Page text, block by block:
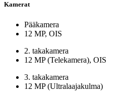
Kamerat
Pääkamera
12 MP, OIS
2. takakamera
12 MP (Telekamera), OIS
3. takakamera
12 MP (Ultralaajakulma)